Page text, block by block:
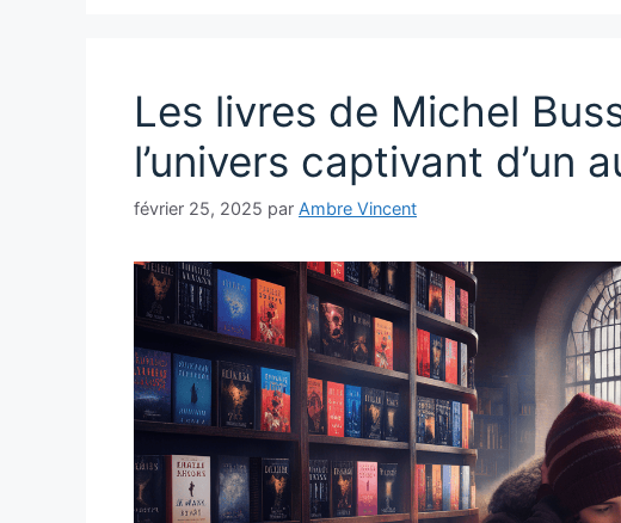
Les livres de Michel
l’univers captivant d’un
février 25, 2025 par Ambre Vincent